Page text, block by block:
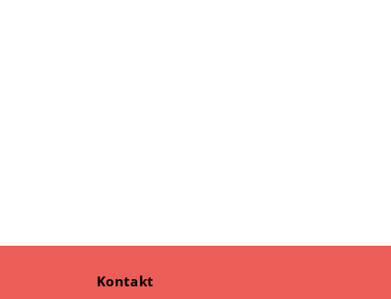
Kontakt